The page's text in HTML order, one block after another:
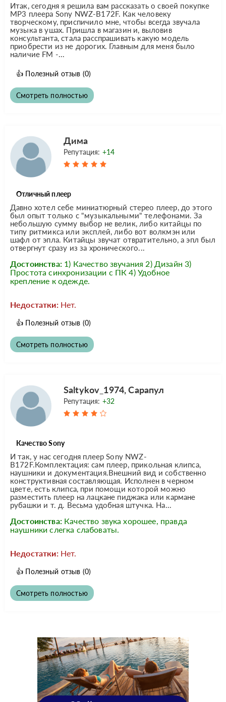
Итак, сегодня я решила вам рассказать о своей покупке
MP3 плеера Sony NWZ-B172F. Как человеку
творческому, приспичило мне, чтобы всегда звучала
музыка в ушах. Пришла в магазин и, выловив
консультанта, стала расспрашивать какую модель
приобрести из не дорогих. Главным для меня было
наличие FM -...
👍 Полезный отзыв (0)
Смотреть полностью
Дима
Репутация: +14
Отличный плеер
Давно хотел себе миниатюрный стерео плеер, до этого
был опыт только с "музыкальными" телефонами. За
небольшую сумму выбор не велик, либо китайцы по
типу ритмикса или эксплей, либо вот волкмэн или
шафл от эпла. Китайцы звучат отвратительно, а эпл был
отвергнут сразу из за хронического...
Достоинства: 1) Качество звучания 2) Дизайн 3)
Простота синхронизации с ПК 4) Удобное
крепление к одежде.
Недостатки: Нет.
👍 Полезный отзыв (0)
Смотреть полностью
Saltykov_1974, Сарапул
Репутация: +32
Качество Sony
И так, у нас сегодня плеер Sony NWZ-
B172F.Комплектация: сам плеер, прикольная клипса,
наушники и документация.Внешний вид и собственно
конструктивная составляющая. Исполнен в черном
цвете, есть клипса, при помощи которой можно
разместить плеер на лацкане пиджака или кармане
рубашки и т. д. Весьма удобная штучка. На...
Достоинства: Качество звука хорошее, правда
наушники слегка слабоваты.
Недостатки: Нет.
👍 Полезный отзыв (0)
Смотреть полностью